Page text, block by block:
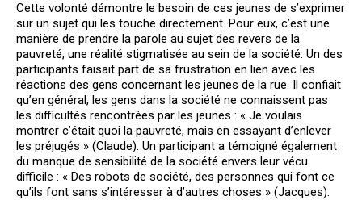
Cette volonté démontre le besoin de ces jeunes de s’exprimer
sur un sujet qui les touche directement. Pour eux, c’est une
manière de prendre la parole au sujet des revers de la
pauvreté, une réalité stigmatisée au sein de la société. Un des
participants faisait part de sa frustration en lien avec les
réactions des gens concernant les jeunes de la rue. Il confiait
qu’en général, les gens dans la société ne connaissent pas
les difficultés rencontrées par les jeunes : « Je voulais
montrer c’était quoi la pauvreté, mais en essayant d’enlever
les préjugés » (Claude). Un participant a témoigné également
du manque de sensibilité de la société envers leur vécu
difficile : « Des robots de société, des personnes qui font ce
qu’ils font sans s’intéresser à d’autres choses » (Jacques).